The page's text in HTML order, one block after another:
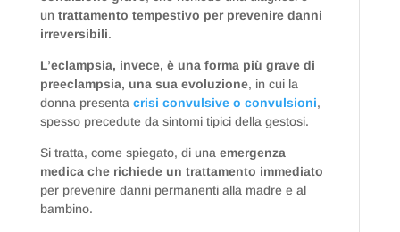
un trattamento tempestivo per prevenire danni
irreversibili.
L’eclampsia, invece, è una forma più grave di
preeclampsia, una sua evoluzione, in cui la
donna presenta crisi convulsive o convulsioni,
spesso precedute da sintomi tipici della gestosi.
Si tratta, come spiegato, di una emergenza
medica che richiede un trattamento immediato
per prevenire danni permanenti alla madre e al
bambino.